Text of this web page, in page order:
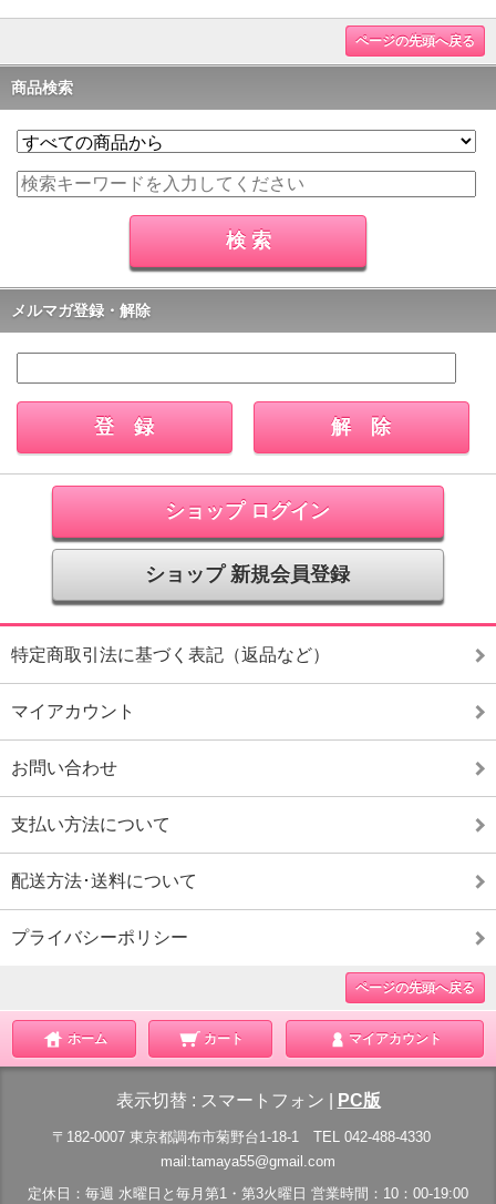
ページの先頭へ戻る
商品検索
メルマガ登録・解除
ショップ ログイン
ショップ 新規会員登録
特定商取引法に基づく表記（返品など）
マイアカウント
お問い合わせ
支払い方法について
配送方法･送料について
プライバシーポリシー
ページの先頭へ戻る
ホーム カート マイアカウント
表示切替 : スマートフォン PC版
〒182-0007 東京都調布市菊野台1-18-1 TEL 042-488-4330
mail:tamaya55@gmail.com
定休日：毎週 水曜日と毎月第1・第3火曜日 営業時間：10：00-19:00